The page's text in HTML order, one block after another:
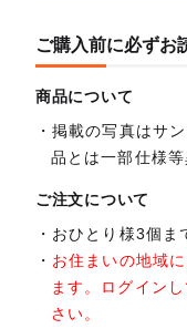
ご購入前に必ずお
商品について
掲載の写真はサ
品とは一部仕様等
ご注文について
おひとり様3個ま
お住まいの地域
ます。ログイン
さい。